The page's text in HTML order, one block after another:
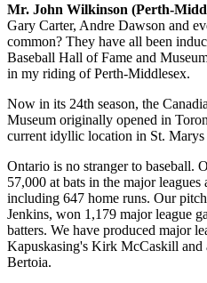
Mr. John Wilkinson (Perth-
Gary Carter, Andre Dawson and
common? They have all been
Baseball Hall of Fame and
in my riding of Perth-Middlesex.
Now in its 24th season, the
Museum originally opened in
current idyllic location in St. Marys
Ontario is no stranger to baseball.
57,000 at bats in the major
including 647 home runs. Our
Jenkins, won 1,179 major league
batters. We have produced major
Kapuskasing's Kirk McCaskill and
Bertoia.